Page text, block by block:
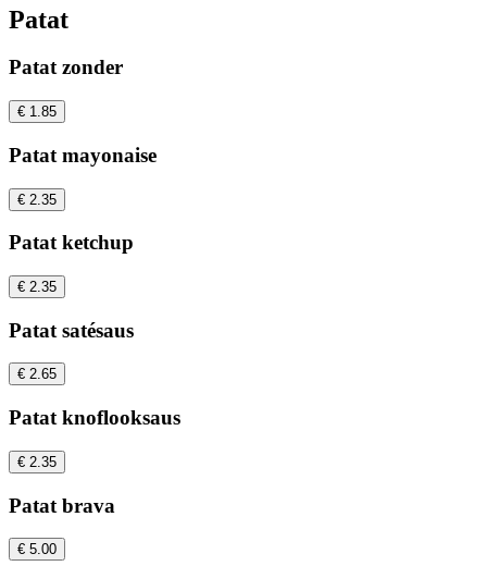
Patat
Patat zonder
€ 1.85
Patat mayonaise
€ 2.35
Patat ketchup
€ 2.35
Patat satésaus
€ 2.65
Patat knoflooksaus
€ 2.35
Patat brava
€ 5.00